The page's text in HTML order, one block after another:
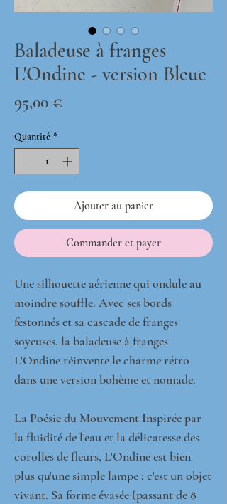
Baladeuse à franges
L'Ondine - version Bleue
95,00 €
Quantité *
Ajouter au panier
Commander et payer
Une silhouette aérienne qui ondule au
moindre souffle. Avec ses bords
festonnés et sa cascade de franges
soyeuses, la baladeuse à franges
L'Ondine réinvente le charme rétro
dans une version bohème et nomade.
La Poésie du Mouvement Inspirée par
la fluidité de l'eau et la délicatesse des
corolles de fleurs, L'Ondine est bien
plus qu'une simple lampe : c'est un objet
vivant. Sa forme évasée (passant de 8